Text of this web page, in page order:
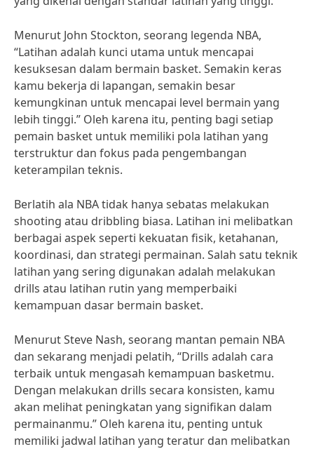
Menurut John Stockton, seorang legenda NBA,
“Latihan adalah kunci utama untuk mencapai
kesuksesan dalam bermain basket. Semakin keras
kamu bekerja di lapangan, semakin besar
kemungkinan untuk mencapai level bermain yang
lebih tinggi.” Oleh karena itu, penting bagi setiap
pemain basket untuk memiliki pola latihan yang
terstruktur dan fokus pada pengembangan
keterampilan teknis.
Berlatih ala NBA tidak hanya sebatas melakukan
shooting atau dribbling biasa. Latihan ini melibatkan
berbagai aspek seperti kekuatan fisik, ketahanan,
koordinasi, dan strategi permainan. Salah satu teknik
latihan yang sering digunakan adalah melakukan
drills atau latihan rutin yang memperbaiki
kemampuan dasar bermain basket.
Menurut Steve Nash, seorang mantan pemain NBA
dan sekarang menjadi pelatih, “Drills adalah cara
terbaik untuk mengasah kemampuan basketmu.
Dengan melakukan drills secara konsisten, kamu
akan melihat peningkatan yang signifikan dalam
permainanmu.” Oleh karena itu, penting untuk
memiliki jadwal latihan yang teratur dan melibatkan